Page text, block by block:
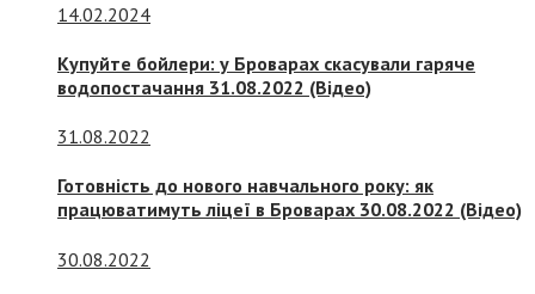
14.02.2024
Купуйте бойлери: у Броварах скасували гаряче
водопостачання 31.08.2022 (Відео)
31.08.2022
Готовність до нового навчального року: як
працюватимуть ліцеї в Броварах 30.08.2022 (Відео)
30.08.2022